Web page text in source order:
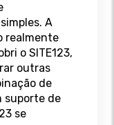
A
realmente
o SITE123,
outras
de
suporte de
se